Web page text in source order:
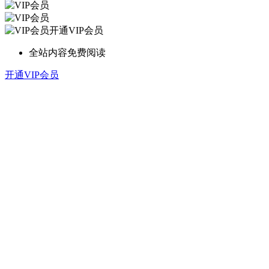
开通VIP会员
全站内容免费阅读
开通VIP会员